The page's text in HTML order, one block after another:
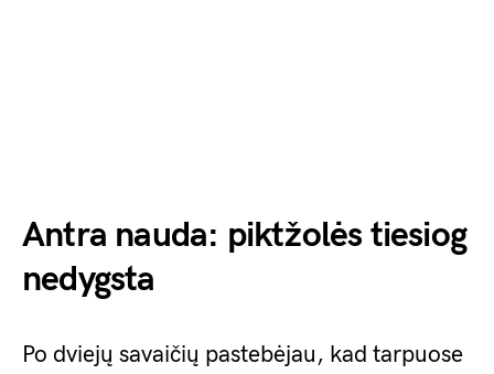
Antra nauda: piktžolės tiesiog
nedygsta
Po dviejų savaičių pastebėjau, kad tarpuose